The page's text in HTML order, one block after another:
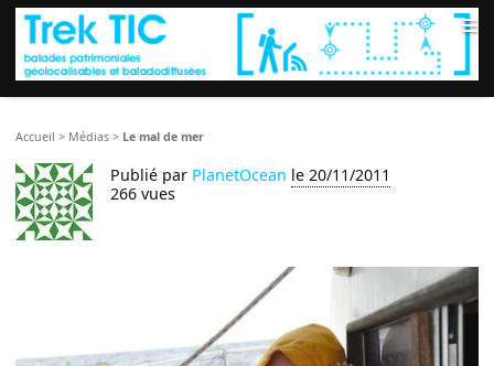
≡
Accueil > Médias > Le mal de mer
Publié par PlanetOcean le 20/11/2011
266 vues